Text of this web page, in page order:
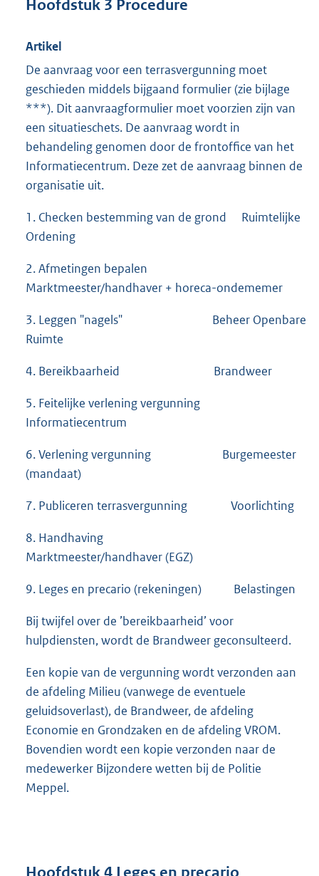
Hoofdstuk 3 Procedure
Artikel
De aanvraag voor een terrasvergunning moet
geschieden middels bijgaand formulier (zie bijlage
***). Dit aanvraagformulier moet voorzien zijn van
een situatieschets. De aanvraag wordt in
behandeling genomen door de frontoffice van het
Informatiecentrum. Deze zet de aanvraag binnen de
organisatie uit.
1. Checken bestemming van de grond Ruimtelijke
Ordening
2. Afmetingen bepalen
Marktmeester/handhaver + horeca-ondememer
3. Leggen "nagels" Beheer Openbare
Ruimte
4. Bereikbaarheid Brandweer
5. Feitelijke verlening vergunning
Informatiecentrum
6. Verlening vergunning Burgemeester
(mandaat)
7. Publiceren terrasvergunning Voorlichting
8. Handhaving
Marktmeester/handhaver (EGZ)
9. Leges en precario (rekeningen) Belastingen
Bij twijfel over de ’bereikbaarheid’ voor
hulpdiensten, wordt de Brandweer geconsulteerd.
Een kopie van de vergunning wordt verzonden aan
de afdeling Milieu (vanwege de eventuele
geluidsoverlast), de Brandweer, de afdeling
Economie en Grondzaken en de afdeling VROM.
Bovendien wordt een kopie verzonden naar de
medewerker Bijzondere wetten bij de Politie
Meppel.